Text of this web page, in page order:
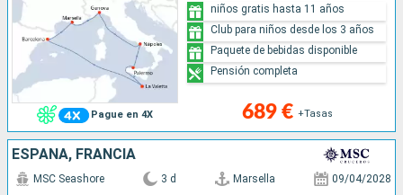
Pague en 4X 689 € +Tasas
niños gratis hasta 11 años
Club para niños desde los 3 años
Paquete de bebidas disponible
Pensión completa
ESPAÑA, FRANCIA
MSC Seashore 3 d Marsella 09/04/2028